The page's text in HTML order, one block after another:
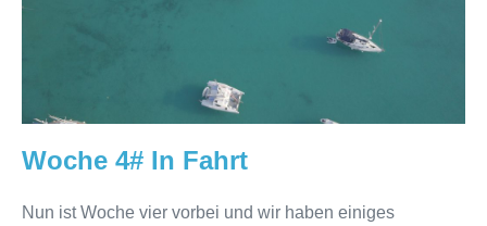
Woche 4# In Fahrt
Nun ist Woche vier vorbei und wir haben einiges